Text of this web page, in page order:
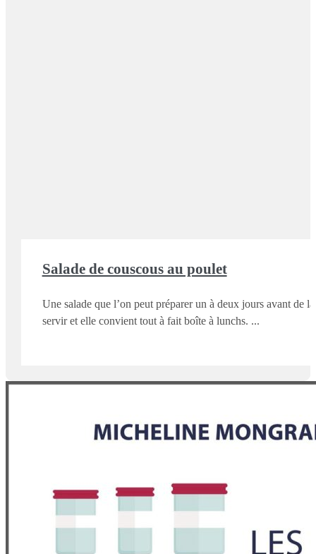
Salade de couscous au poulet
Une salade que l’on peut préparer un à deux jours avant de la
servir et elle convient tout à fait boîte à lunchs.